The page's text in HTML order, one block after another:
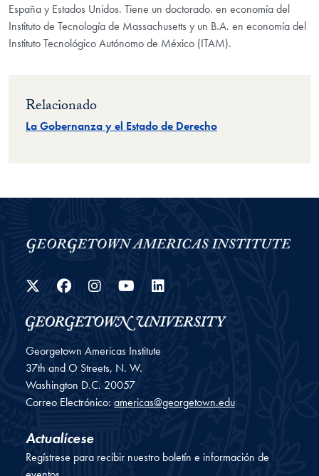
España y Estados Unidos. Tiene un doctorado. en economía del
Instituto de Tecnología de Massachusetts y un B.A. en economía del
Instituto Tecnológico Autónomo de México (ITAM).
Relacionado
La Gobernanza y el Estado de Derecho
Twitter
Facebook
Instagram
YouTube
Georgetown Americas Institute
37th and O Streets, N. W.
Washington D.C. 20057
Correo Electrónico: americas@georgetown.edu
Actualícese
Regístrese para recibir nuestro boletín e información de